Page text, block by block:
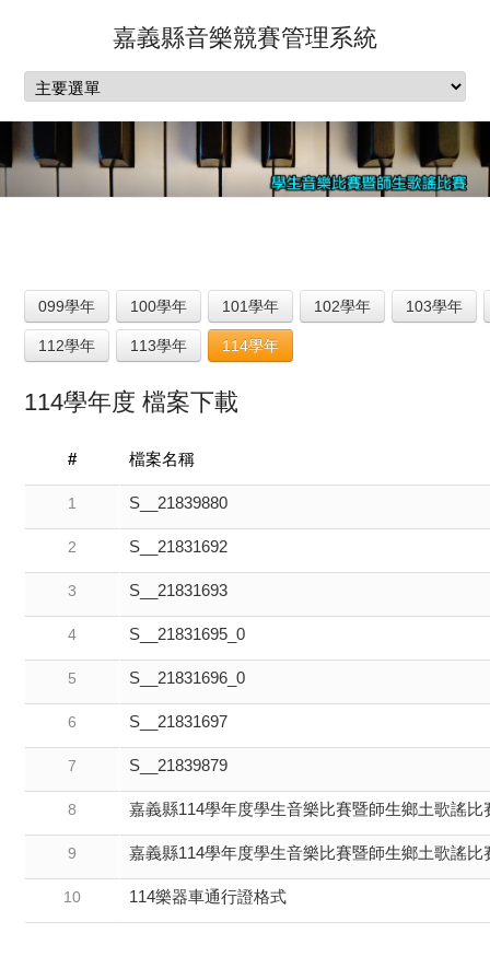
嘉義縣音樂競賽管理系統
099學年 100學年 101學年 102學年 103學年
112學年 113學年 114學年
114學年度 檔案下載
# 檔案名稱
1 S__21839880
2 S__21831692
3 S__21831693
4 S__21831695_0
5 S__21831696_0
6 S__21831697
7 S__21839879
8 嘉義縣114學年度學生音樂比賽暨師生鄉土歌謠比
9 嘉義縣114學年度學生音樂比賽暨師生鄉土歌謠比
10 114樂器車通行證格式